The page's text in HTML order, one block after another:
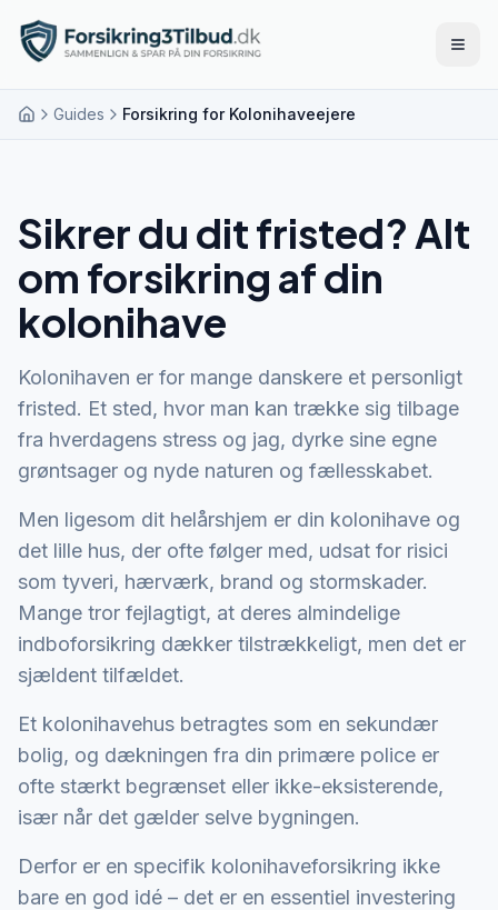
Åbn
Guides Forsikring for Kolonihaveejere
Sikrer du dit fristed? Alt
om forsikring af din
kolonihave
Kolonihaven er for mange danskere et personligt
fristed. Et sted, hvor man kan trække sig tilbage
fra hverdagens stress og jag, dyrke sine egne
grøntsager og nyde naturen og fællesskabet.
Men ligesom dit helårshjem er din kolonihave og
det lille hus, der ofte følger med, udsat for risici
som tyveri, hærværk, brand og stormskader.
Mange tror fejlagtigt, at deres almindelige
indboforsikring dækker tilstrækkeligt, men det er
sjældent tilfældet.
Et kolonihavehus betragtes som en sekundær
bolig, og dækningen fra din primære police er
ofte stærkt begrænset eller ikke-eksisterende,
især når det gælder selve bygningen.
Derfor er en specifik kolonihaveforsikring ikke
bare en god idé – det er en essentiel investering